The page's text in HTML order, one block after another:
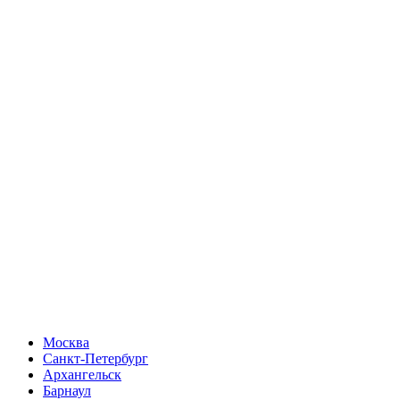
Москва
Санкт-Петербург
Архангельск
Барнаул